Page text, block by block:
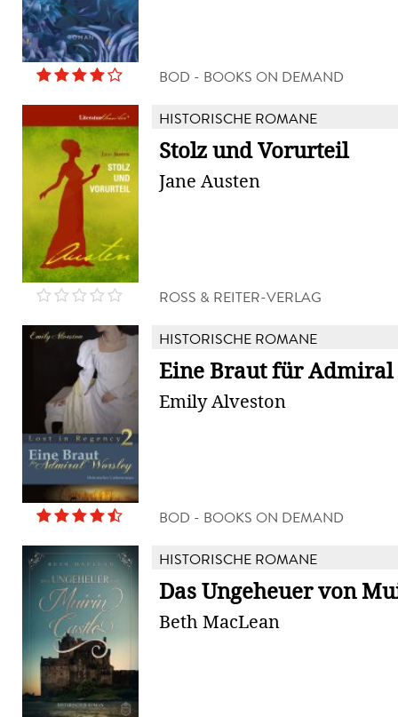
BOD - BOOKS ON DEMAND
HISTORISCHE ROMANE
Stolz und Vorurteil
Jane Austen
ROSS & REITER-VERLAG
HISTORISCHE ROMANE
Eine Braut für Admiral
Emily Alveston
BOD - BOOKS ON DEMAND
HISTORISCHE ROMANE
Das Ungeheuer von
Beth MacLean